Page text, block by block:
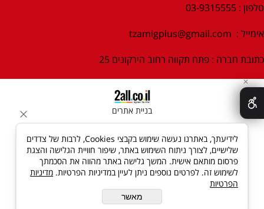
טלפון : 03-9315555
אימייל : tzamigplus@gmail.com
כתובת חברה : פתח תקווה רחוב הירקונים 25
בניית אתרים
✕
לידיעתך, באתרנו נעשה שימוש בקבצי Cookies, לרבות של צדדים
שלישיים, לצורך ניתוח השימוש באתר, שיפור חוויית הגלישה והצגת
פרסום מותאם אישית. המשך גלישה באתר מהווה את הסכמתך
לשימוש זה. לפרטים נוספים ניתן לעיין במדיניות הפרטיות. מדיניות
הפרטיות
מאשר